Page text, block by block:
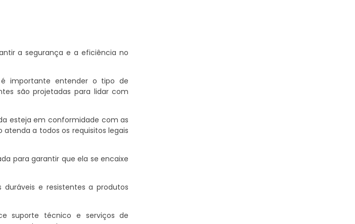
a segurança e a eficiência no
importante entender o tipo de
são projetadas para lidar com
esteja em conformidade com as
a todos os requisitos legais
para garantir que ela se encaixe
e resistentes a produtos
suporte técnico e serviços de